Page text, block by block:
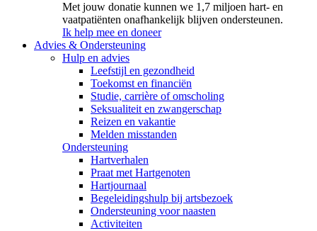
Met jouw donatie kunnen we 1,7 miljoen hart- en
vaatpatiënten onafhankelijk blijven ondersteunen.
Ik help mee en doneer
Advies & Ondersteuning
Hulp en advies
Leefstijl en gezondheid
Toekomst en financiën
Studie, carrière of omscholing
Seksualiteit en zwangerschap
Reizen en vakantie
Melden misstanden
Ondersteuning
Hartverhalen
Praat met Hartgenoten
Hartjournaal
Begeleidingshulp bij artsbezoek
Ondersteuning voor naasten
Activiteiten